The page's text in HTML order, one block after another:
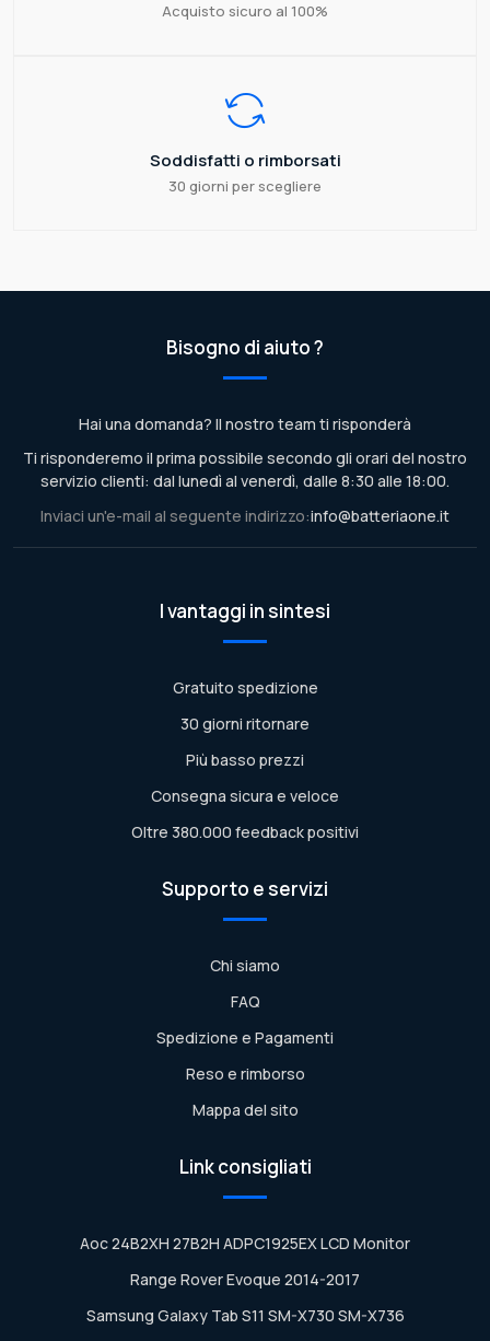
Acquisto sicuro al 100%
Soddisfatti o rimborsati
30 giorni per scegliere
Bisogno di aiuto ?
Hai una domanda? Il nostro team ti risponderà
Ti risponderemo il prima possibile secondo gli orari del nostro
servizio clienti: dal lunedì al venerdì, dalle 8:30 alle 18:00.
Inviaci un'e-mail al seguente indirizzo:info@batteriaone.it
I vantaggi in sintesi
Gratuito spedizione
30 giorni ritornare
Più basso prezzi
Consegna sicura e veloce
Oltre 380.000 feedback positivi
Supporto e servizi
Chi siamo
FAQ
Spedizione e Pagamenti
Reso e rimborso
Mappa del sito
Link consigliati
Aoc 24B2XH 27B2H ADPC1925EX LCD Monitor
Range Rover Evoque 2014-2017
Samsung Galaxy Tab S11 SM-X730 SM-X736